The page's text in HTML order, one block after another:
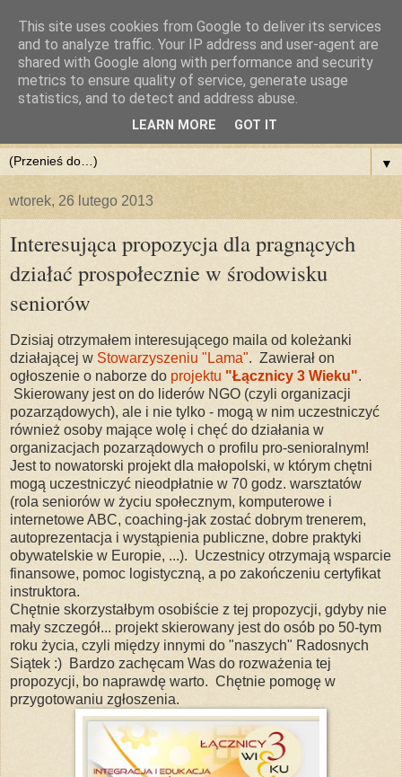
▼
wtorek, 26 lutego 2013
Interesująca propozycja dla pragnących
działać prospołecznie w środowisku
seniorów
Dzisiaj otrzymałem interesującego maila od koleżanki
działającej w Stowarzyszeniu "Lama". Zawierał on
ogłoszenie o naborze do projektu "Łącznicy 3 Wieku".
Skierowany jest on do liderów NGO (czyli organizacji
pozarządowych), ale i nie tylko - mogą w nim uczestniczyć
również osoby mające wolę i chęć do działania w
organizacjach pozarządowych o profilu pro-senioralnym!
Jest to nowatorski projekt dla małopolski, w którym chętni
mogą uczestniczyć nieodpłatnie w 70 godz. warsztatów
(rola seniorów w życiu społecznym, komputerowe i
internetowe ABC, coaching-jak zostać dobrym trenerem,
autoprezentacja i wystąpienia publiczne, dobre praktyki
obywatelskie w Europie, ...). Uczestnicy otrzymają wsparcie
finansowe, pomoc logistyczną, a po zakończeniu certyfikat
instruktora.
Chętnie skorzystałbym osobiście z tej propozycji, gdyby nie
mały szczegół... projekt skierowany jest do osób po 50-tym
roku życia, czyli między innymi do "naszych" Radosnych
Siątek :) Bardzo zachęcam Was do rozważenia tej
propozycji, bo naprawdę warto. Chętnie pomogę w
przygotowaniu zgłoszenia.
This site uses cookies from Google to deliver its services
and to analyze traffic. Your IP address and user-agent are
shared with Google along with performance and security
metrics to ensure quality of service, generate usage
statistics, and to detect and address abuse.
LEARN MORE GOT IT